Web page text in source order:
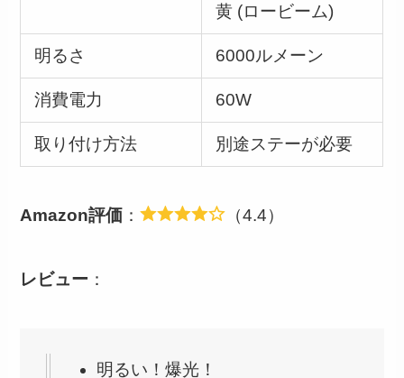
黄 (ロービーム)
明るさ 6000ルメーン
消費電力 60W
取り付け方法 別途ステーが必要
Amazon評価 ： （4.4）
レビュー ：
明るい！爆光！